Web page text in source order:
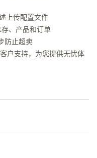
上传配置文件
、产品和订单
防止超卖
户支持，为您提供无忧体